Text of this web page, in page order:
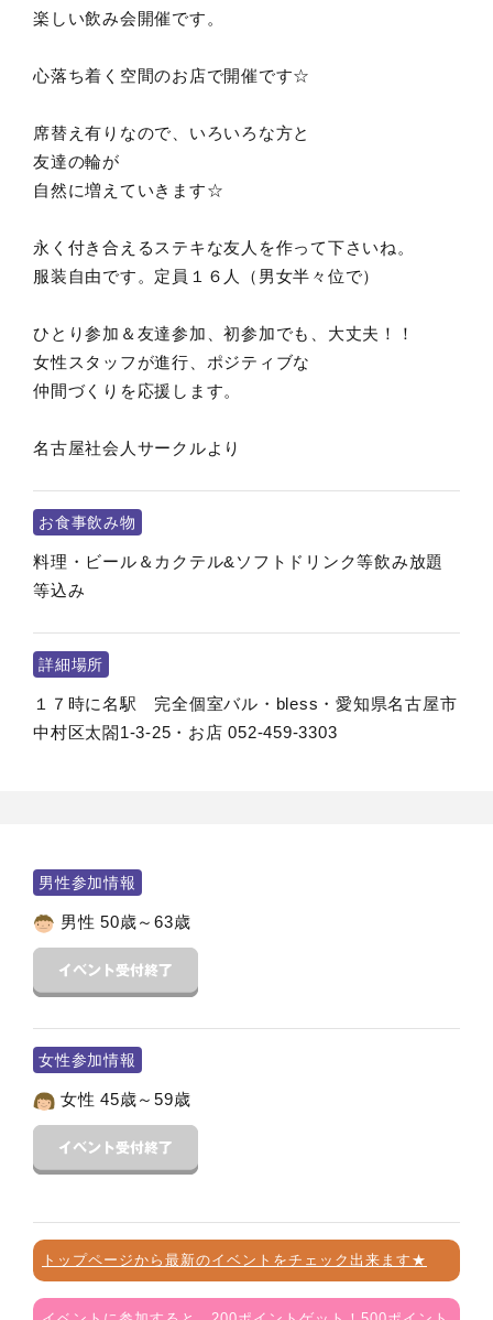
楽しい飲み会開催です。
心落ち着く空間のお店で開催です☆
席替え有りなので、いろいろな方と
友達の輪が
自然に増えていきます☆
永く付き合えるステキな友人を作って下さいね。
服装自由です。定員１６人（男女半々位で）
ひとり参加＆友達参加、初参加でも、大丈夫！！
女性スタッフが進行、ポジティブな
仲間づくりを応援します。
名古屋社会人サークルより
お食事飲み物
料理・ビール＆カクテル&ソフトドリンク等飲み放題
等込み
詳細場所
１７時に名駅 完全個室バル・bless・愛知県名古屋市
中村区太閤1-3-25・お店 052-459-3303
男性参加情報
男性 50歳～63歳
女性参加情報
女性 45歳～59歳
トップページから最新のイベントをチェック出来ます★